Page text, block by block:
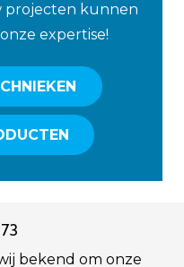
projecten kunnen
expertise!
bekend om onze